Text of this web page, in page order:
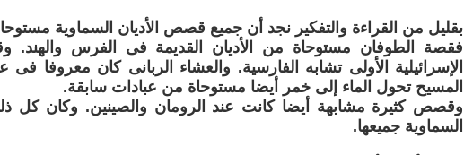
بقليل من القراءة والتفكير نجد أن جميع قصص الأديان السماوية
فقصة الطوفان مستوحاة من الأديان القديمة فى الفرس والهند.
الإسرائيلية الأولى تشابه الفارسية. والعشاء الربانى كان معروفا
المسيح تحول الماء إلى خمر أيضا مستوحاة من عبادات سابقة.
وقصص كثيرة مشابهة أيضا كانت عند الرومان والصينين. وكان كل
السماوية جميعها.